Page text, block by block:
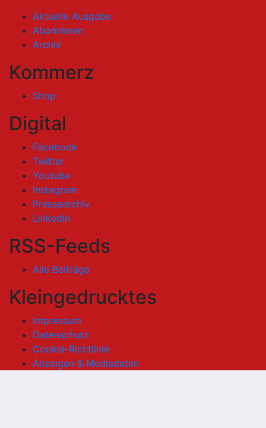
Aktuelle Ausgabe
Abonnieren
Archiv
Kommerz
Shop
Digital
Facebook
Twitter
Youtube
Instagram
Pressearchiv
LinkedIn
RSS-Feeds
Alle Beiträge
Kleingedrucktes
Impressum
Datenschutz
Cookie-Richtlinie
Anzeigen & Mediadaten